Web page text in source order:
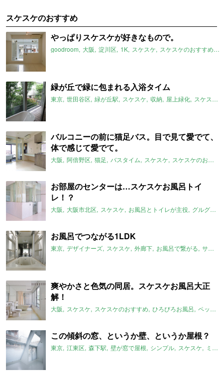
スケスケのおすすめ
やっぱりスケスケが好きなもので。
goodroom 大阪 淀川区 1K スケスケ スケスケのおすすめ
緑が丘で緑に包まれる入浴タイム
東京 世田谷区 緑が丘駅 スケスケ 収納 屋上緑化 スケスケのおすすめ
バルコニーの前に猫足バス。目で見て愛でて、
体で感じて愛でて。
大阪 阿倍野区 猫足 バスタイム スケスケ スケスケのおすすめ
お部屋のセンターは…スケスケお風呂トイ
レ！？
大阪 大阪市北区 スケスケ お風呂とトイレが主役 グルグル系
お風呂でつながる1LDK
東京 デザイナーズ スケスケ 外廊下 お風呂で繋がる サンルーム
爽やかさと色気の同居。スケスケお風呂大正
解！
大阪 スケスケ スケスケのおすすめ ひろびろお風呂 ペット可
この傾斜の窓、というか壁、というか屋根？
東京 江東区 森下駅 壁が窓で屋根 シンプル スケスケ ミニマム